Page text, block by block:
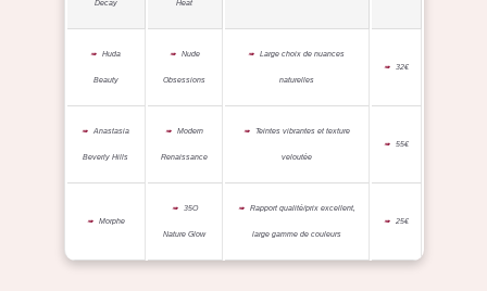
Decay Heat
Huda
Beauty
Nude
Obsessions
Large choix de nuances
naturelles
32€
Anastasia
Beverly Hills
Modern
Renaissance
Teintes vibrantes et texture
veloutée
55€
Morphe
35O
Nature Glow
Rapport qualité/prix excellent,
large gamme de couleurs
25€